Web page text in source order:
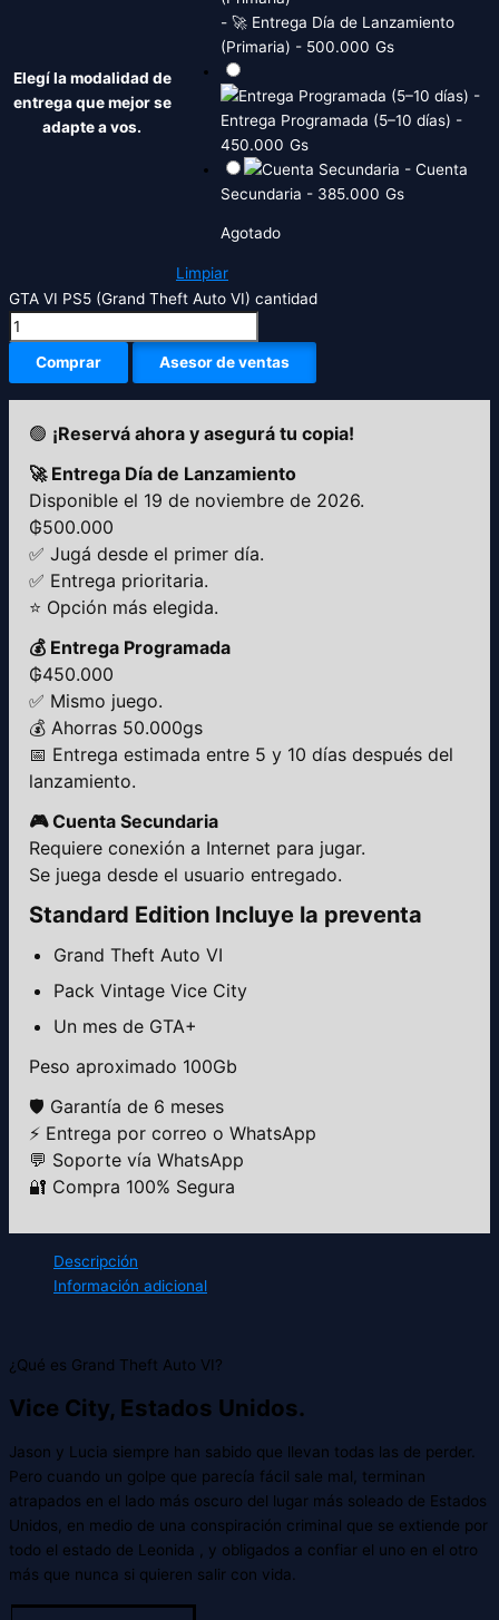
Elegí la modalidad de
entrega que mejor se
adapte a vos.
- 🚀 Entrega Día de Lanzamiento
(Primaria) - 500.000 Gs
-
Entrega Programada (5–10 días) -
450.000 Gs
- Cuenta
Secundaria - 385.000 Gs
Agotado
Limpiar
GTA VI PS5 (Grand Theft Auto VI) cantidad
Comprar Asesor de ventas
🟢 ¡Reservá ahora y asegurá tu copia!
🚀 Entrega Día de Lanzamiento
Disponible el 19 de noviembre de 2026.
₲500.000
✅ Jugá desde el primer día.
✅ Entrega prioritaria.
⭐ Opción más elegida.
💰 Entrega Programada
₲450.000
✅ Mismo juego.
💰 Ahorras 50.000gs
📅 Entrega estimada entre 5 y 10 días después del
lanzamiento.
🎮 Cuenta Secundaria
Requiere conexión a Internet para jugar.
Se juega desde el usuario entregado.
Standard Edition Incluye la preventa
Grand Theft Auto VI
Pack Vintage Vice City
Un mes de GTA+
Peso aproximado 100Gb
🛡️ Garantía de 6 meses
⚡ Entrega por correo o WhatsApp
💬 Soporte vía WhatsApp
🔐 Compra 100% Segura
Descripción
Información adicional
¿Qué es Grand Theft Auto VI?
Vice City, Estados Unidos.
Jason y Lucia siempre han sabido que llevan todas las de perder.
Pero cuando un golpe que parecía fácil sale mal, terminan
atrapados en el lado más oscuro del lugar más soleado de Estados
Unidos, en medio de una conspiración criminal que se extiende por
todo el estado de Leonida , y obligados a confiar el uno en el otro
más que nunca si quieren salir con vida.